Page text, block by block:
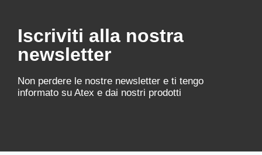
Iscriviti alla nostra
newsletter
Non perdere le nostre newsletter e ti tengo
informato su Atex e dai nostri prodotti